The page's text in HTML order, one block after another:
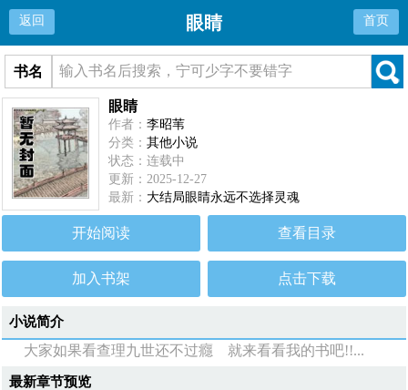
返回 眼睛 首页
书名
眼睛
作者：李昭苇
分类：其他小说
状态：连载中
更新：2025-12-27
最新： 大结局眼睛永远不选择灵魂
开始阅读 查看目录
加入书架 点击下载
小说简介
大家如果看查理九世还不过癮 就来看看我的书吧!!...
最新章节预览